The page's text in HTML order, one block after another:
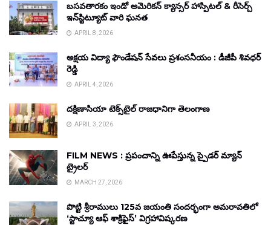
బసవతారకం ఇండో అమెరికన్ క్యాన్సర్ హాస్పిటల్ & రీసెర్చ్
ఇన్‌స్టిట్యూట్ వారి ఘనత
APRIL 8, 2026
అక్షయ విద్యా ఫౌండేషన్ సేవలు ప్రశంసనీయం : డీజీపీ శివధర్
రెడ్డి
APRIL 4, 2026
దక్షిణాసియా టెక్స్‌టైల్ రాజధానిగా తెలంగాణ
APRIL 3, 2026
FILM NEWS : ప్రపంచాన్ని ఊపేస్తున్న స్పైడర్ మ్యాన్
ట్రైలర్
MARCH 27, 2026
పొట్టి శ్రీరాములు 125వ జయంతి సందర్భంగా అమరావతిలో
‘స్టాచ్యూ ఆఫ్ శాక్రిఫైస్’ విగ్రహావిష్కరణ